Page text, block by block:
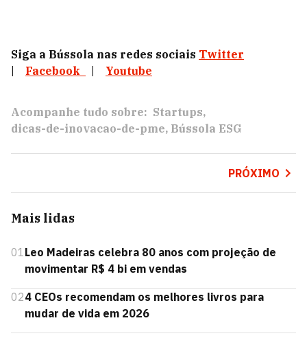
Siga a Bússola nas redes sociais Twitter
Facebook Youtube
Acompanhe tudo sobre: Startups
dicas-de-inovacao-de-pme Bússola ESG
PRÓXIMO
Mais lidas
01Leo Madeiras celebra 80 anos com projeção de
movimentar R$ 4 bi em vendas
024 CEOs recomendam os melhores livros para
mudar de vida em 2026